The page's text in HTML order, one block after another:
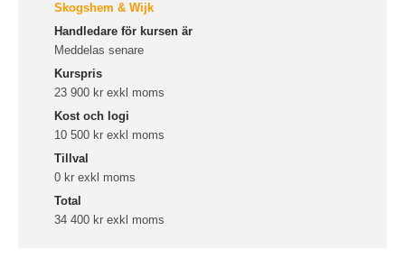
Skogshem & Wijk
Handledare för kursen är
Meddelas senare
Kurspris
23 900 kr exkl moms
Kost och logi
10 500 kr exkl moms
Tillval
0 kr exkl moms
Total
34 400 kr exkl moms